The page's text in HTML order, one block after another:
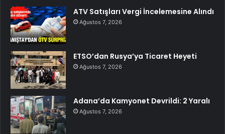
ATV Satışları Vergi İncelemesine Alındı
Ağustos 7, 2026
ETSO’dan Rusya’ya Ticaret Heyeti
Ağustos 7, 2026
Adana’da Kamyonet Devrildi: 2 Yaralı
Ağustos 7, 2026